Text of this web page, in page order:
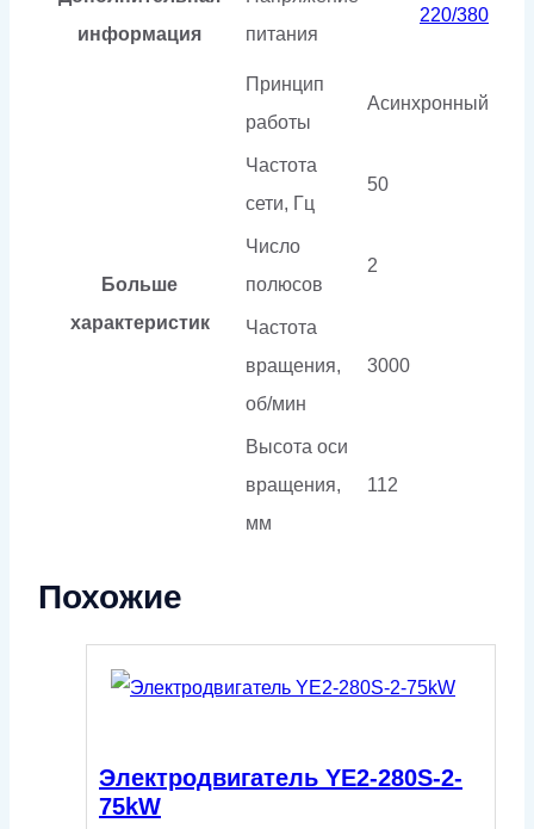
информация
питания
220/380
Больше
характеристик
Принцип
работы
Асинхронный
Частота
сети, Гц
50
Число
полюсов
2
Частота
вращения,
об/мин
3000
Высота оси
вращения,
мм
112
Похожие
Электродвигатель YE2-280S-2-
75kW